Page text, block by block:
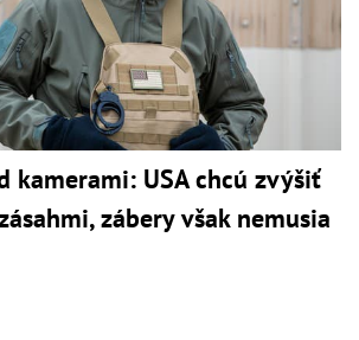
kamerami: USA chcú zvýšiť
zábery však nemusia